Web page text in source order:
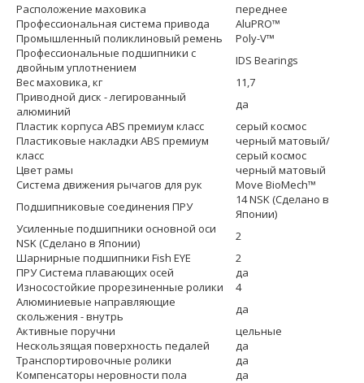
Расположение маховика
переднее
Профессиональная система привода
AluPRO™
Промышленный поликлиновый ремень
Poly-V™
Профессиональные подшипники с
двойным уплотнением
IDS Bearings
Вес маховика, кг
11,7
Приводной диск - легированный
алюминий
да
Пластик корпуса ABS премиум класс
серый космос
Пластиковые накладки ABS премиум
класс
черный матовый/
серый космос
Цвет рамы
черный матовый
Система движения рычагов для рук
Move BioMech™
Подшипниковые соединения ПРУ
14 NSK (Сделано в
Японии)
Усиленные подшипники основной оси
NSK (Сделано в Японии)
2
Шарнирные подшипники Fish EYE
2
ПРУ Система плавающих осей
да
Износостойкие прорезиненные ролики
4
Алюминиевые направляющие
скольжения - внутрь
да
Активные поручни
цельные
Нескользящая поверхность педалей
да
Транспортировочные ролики
да
Компенсаторы неровности пола
да